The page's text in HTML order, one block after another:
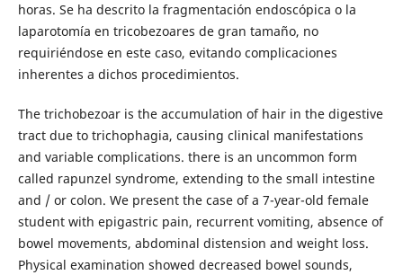
horas. Se ha descrito la fragmentación endoscópica o la
laparotomía en tricobezoares de gran tamaño, no
requiriéndose en este caso, evitando complicaciones
inherentes a dichos procedimientos.
The trichobezoar is the accumulation of hair in the digestive
tract due to trichophagia, causing clinical manifestations
and variable complications. there is an uncommon form
called rapunzel syndrome, extending to the small intestine
and / or colon. We present the case of a 7-year-old female
student with epigastric pain, recurrent vomiting, absence of
bowel movements, abdominal distension and weight loss.
Physical examination showed decreased bowel sounds,